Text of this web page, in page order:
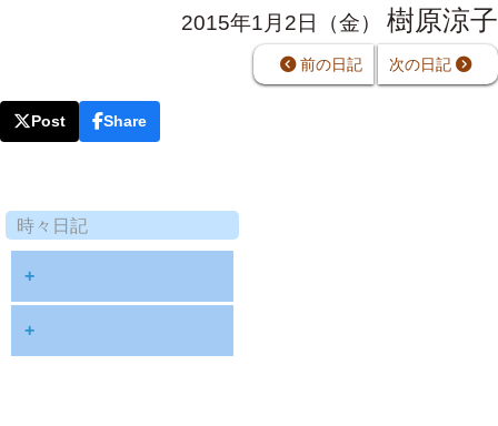
2015年1月2日（金） 樹原涼子
前の日記 次の日記
Post Share
時々日記
+
2025年9月
+